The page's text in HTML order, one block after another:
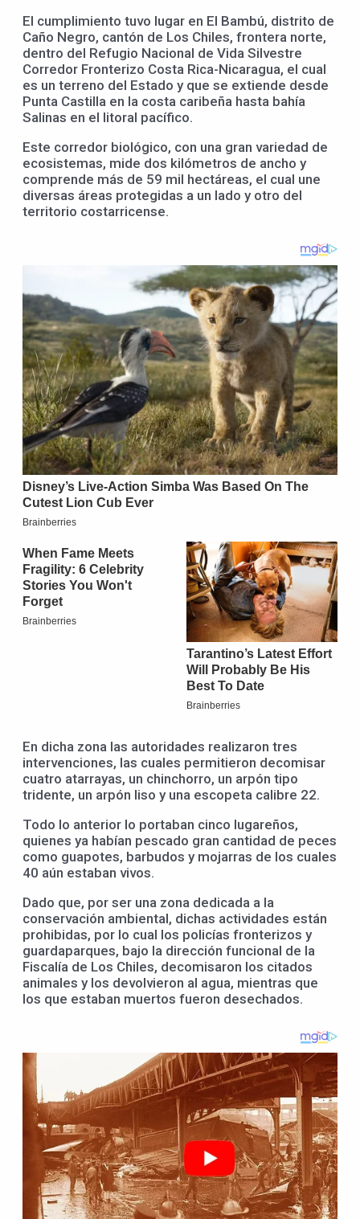
El cumplimiento tuvo lugar en El Bambú, distrito de
Caño Negro, cantón de Los Chiles, frontera norte,
dentro del Refugio Nacional de Vida Silvestre
Corredor Fronterizo Costa Rica-Nicaragua, el cual
es un terreno del Estado y que se extiende desde
Punta Castilla en la costa caribeña hasta bahía
Salinas en el litoral pacífico.
Este corredor biológico, con una gran variedad de
ecosistemas, mide dos kilómetros de ancho y
comprende más de 59 mil hectáreas, el cual une
diversas áreas protegidas a un lado y otro del
territorio costarricense.
En dicha zona las autoridades realizaron tres
intervenciones, las cuales permitieron decomisar
cuatro atarrayas, un chinchorro, un arpón tipo
tridente, un arpón liso y una escopeta calibre 22.
Todo lo anterior lo portaban cinco lugareños,
quienes ya habían pescado gran cantidad de peces
como guapotes, barbudos y mojarras de los cuales
40 aún estaban vivos.
Dado que, por ser una zona dedicada a la
conservación ambiental, dichas actividades están
prohibidas, por lo cual los policías fronterizos y
guardaparques, bajo la dirección funcional de la
Fiscalía de Los Chiles, decomisaron los citados
animales y los devolvieron al agua, mientras que
los que estaban muertos fueron desechados.